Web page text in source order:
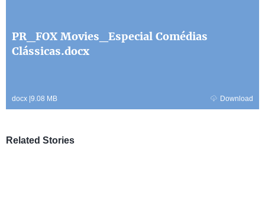
PR_FOX Movies_Especial Comédias
Clássicas.docx
docx |9.08 MB Download
Related Stories